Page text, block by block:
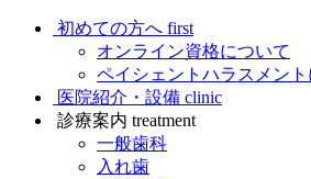
初めての方へ first
オンライン資格について
ペイシェントハラスメン
医院紹介・設備 clinic
診療案内 treatment
一般歯科
入れ歯